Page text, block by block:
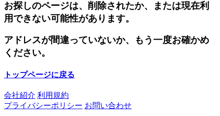
お探しのページは、削除されたか、または現在利
用できない可能性があります。
アドレスが間違っていないか、もう一度お確かめ
ください。
トップページに戻る
会社紹介 利用規約
プライバシーポリシー お問い合わせ